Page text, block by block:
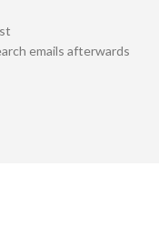
emails afterwards